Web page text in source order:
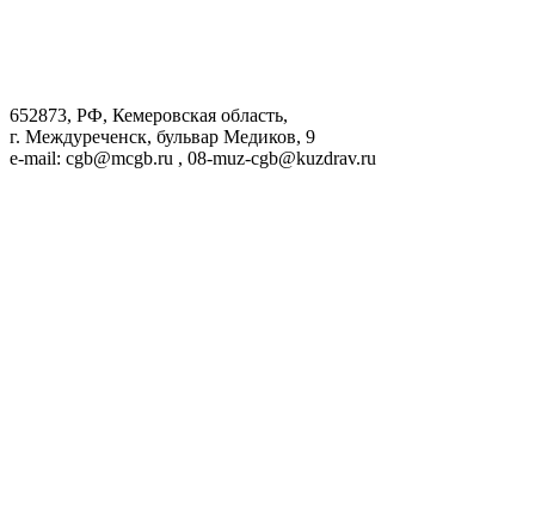
652873, РФ, Кемеровская область,
г. Междуреченск, бульвар Медиков, 9
e-mail: cgb@mcgb.ru , 08-muz-cgb@kuzdrav.ru